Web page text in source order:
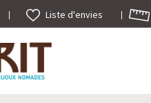
Liste d'envies